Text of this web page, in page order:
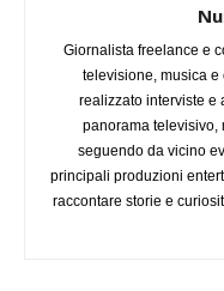
Giornalista freelance e
televisione, musica
realizzato interviste e
panorama televisivo,
seguendo da vicino
principali produzioni
raccontare storie e